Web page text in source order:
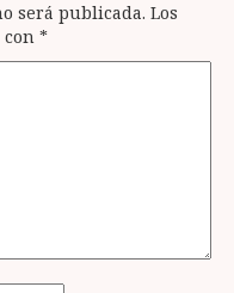
será publicada. Los
con *